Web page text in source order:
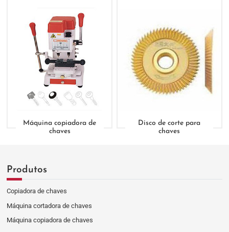
Máquina copiadora de
chaves
Disco de corte para
chaves
Produtos
Copiadora de chaves
Máquina cortadora de chaves
Máquina copiadora de chaves